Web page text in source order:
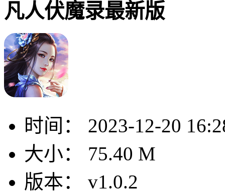
凡人伏魔录最新版
时间：
2023-12-20
大小：
75.40 M
版本：
v1.0.2